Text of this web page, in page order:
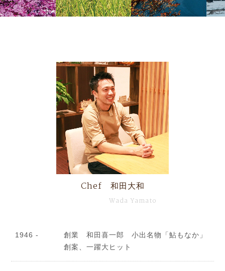
Chef 和田大和
Wada Yamato
1946 -
創業 和田喜一郎 小出名物「鮎もなか」
創案、一躍大ヒット